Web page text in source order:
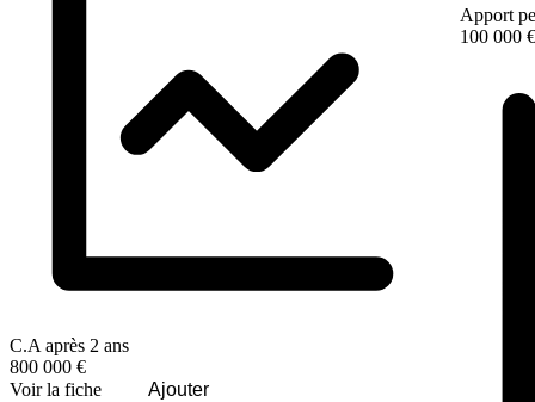
C.A après 2 ans
800 000 €
Voir la fiche
Ajouter
Apport
100 000 €